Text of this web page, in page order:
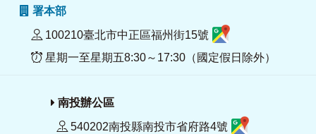
署本部
100210臺北市中正區福州街15號
星期一至星期五8:30～17:30（國定假日除外）
南投辦公區
540202南投縣南投市省府路4號